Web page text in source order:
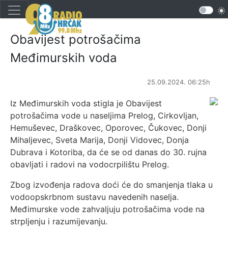
Obavijest potrošačima
Međimurskih voda
25.09.2024. 06:25h
Iz Međimurskih voda stigla je Obavijest
potrošačima vode u naseljima Prelog, Cirkovljan,
Hemuševec, Draškovec, Oporovec, Čukovec, Donji
Mihaljevec, Sveta Marija, Donji Vidovec, Donja
Dubrava i Kotoriba, da će se od danas do 30. rujna
obavljati i radovi na vodocrpilištu Prelog.
Zbog izvođenja radova doći će do smanjenja tlaka u
vodoopskrbnom sustavu navedenih naselja.
Međimurske vode zahvaljuju potrošačima vode na
strpljenju i razumijevanju.